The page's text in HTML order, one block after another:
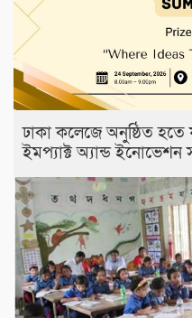
ঢাকা কলেজে অনুষ্ঠিত হতে
ইমপ্যাক্ট অ্যান্ড ইনোভেশন